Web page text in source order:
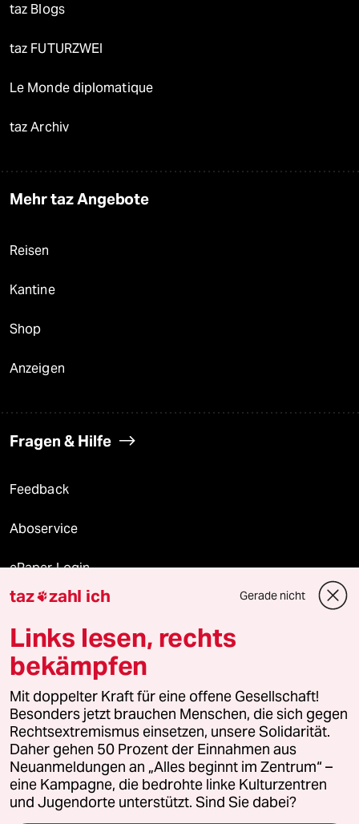
taz Blogs
taz FUTURZWEI
Le Monde diplomatique
taz Archiv
Mehr taz Angebote
Reisen
Kantine
Shop
Anzeigen
Fragen & Hilfe
Feedback
Aboservice
ePaper Login
Downloads für Abonnierende
© 2026 taz Verlags und Vertriebs GmbH
Alle Rechte vorbehalten. Bei rechtlichen Fragen oder für Genehmigungen
wenden Sie sich bitte an
lizenzen@taz.de
Feedback Redaktionsstatut Kommune-Richtlinien
Leitlinie Informant Datenschutz Impressum AGB
taz zahl ich Gerade nicht
Links lesen, rechts
bekämpfen
Mit doppelter Kraft für eine offene Gesellschaft!
Besonders jetzt brauchen Menschen, die sich gegen
Rechtsextremismus einsetzen, unsere Solidarität.
Daher gehen 50 Prozent der Einnahmen aus
Neuanmeldungen an „Alles beginnt im Zentrum“ –
eine Kampagne, die bedrohte linke Kulturzentren
und Jugendorte unterstützt. Sind Sie dabei?